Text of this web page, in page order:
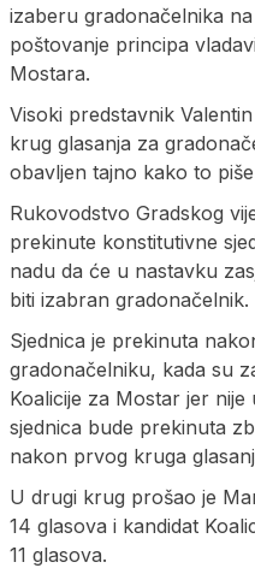
izaberu gradonačelnika
poštovanje principa
Mostara.
Visoki predstavnik
krug glasanja za
obavljen tajno kako to
Rukovodstvo Gradskog
prekinute konstitutivne
nadu da će u nastavku
biti izabran gradonačelnik.
Sjednica je prekinuta
gradonačelniku, kada su
Koalicije za Mostar jer
sjednica bude prekinuta
nakon prvog kruga
U drugi krug prošao je
14 glasova i kandidat
11 glasova.